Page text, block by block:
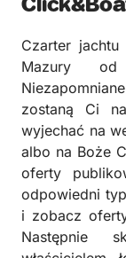
Czarter
Mazury od
zostaną Ci
wyjechać na
albo na Boże
oferty
odpowiedni
i zobacz
Następnie